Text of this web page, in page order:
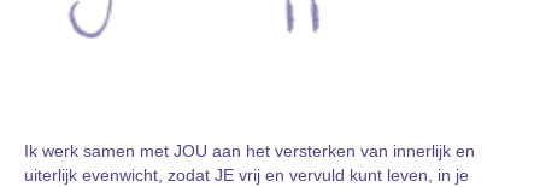
Ik werk samen met JOU aan het versterken van innerlijk en
uiterlijk evenwicht, zodat JE vrij en vervuld kunt leven, in je